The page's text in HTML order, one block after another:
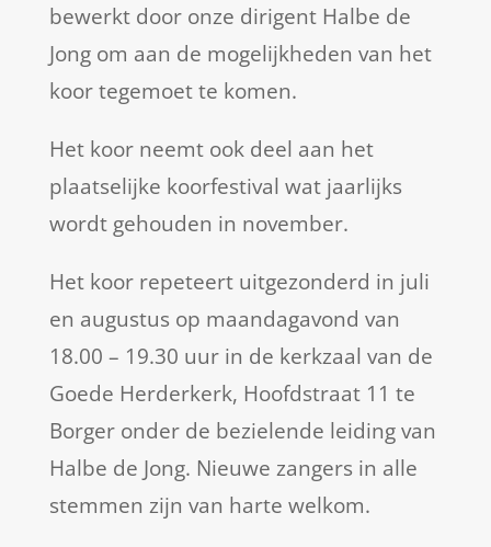
bewerkt door onze dirigent Halbe de
Jong om aan de mogelijkheden van het
koor tegemoet te komen.
Het koor neemt ook deel aan het
plaatselijke koorfestival wat jaarlijks
wordt gehouden in november.
Het koor repeteert uitgezonderd in juli
en augustus op maandagavond van
18.00 – 19.30 uur in de kerkzaal van de
Goede Herderkerk, Hoofdstraat 11 te
Borger onder de bezielende leiding van
Halbe de Jong. Nieuwe zangers in alle
stemmen zijn van harte welkom.